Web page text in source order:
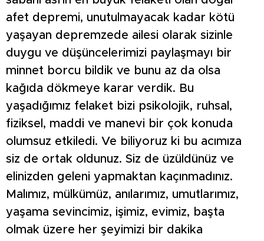
afet depremi, unutulmayacak kadar kötü
yaşayan depremzede ailesi olarak sizinle
duygu ve düşüncelerimizi paylaşmayı bir
minnet borcu bildik ve bunu az da olsa
kağıda dökmeye karar verdik. Bu
yaşadığımız felaket bizi psikolojik, ruhsal,
fiziksel, maddi ve manevi bir çok konuda
olumsuz etkiledi. Ve biliyoruz ki bu acımıza
siz de ortak oldunuz. Siz de üzüldünüz ve
elinizden geleni yapmaktan kaçınmadınız.
Malımız, mülkümüz, anılarımız, umutlarımız,
yaşama sevincimiz, işimiz, evimiz, başta
olmak üzere her şeyimizi bir dakika